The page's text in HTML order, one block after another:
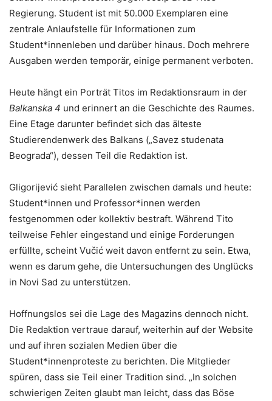
Regierung. Student ist mit 50.000 Exemplaren eine
zentrale Anlaufstelle für Informationen zum
Student*innenleben und darüber hinaus. Doch mehrere
Ausgaben werden temporär, einige permanent verboten.
Heute hängt ein Porträt Titos im Redaktionsraum in der
Balkanska 4 und erinnert an die Geschichte des Raumes.
Eine Etage darunter befindet sich das älteste
Studierendenwerk des Balkans („Savez studenata
Beograda“), dessen Teil die Redaktion ist.
Gligorijević sieht Parallelen zwischen damals und heute:
Student*innen und Professor*innen werden
festgenommen oder kollektiv bestraft. Während Tito
teilweise Fehler eingestand und einige Forderungen
erfüllte, scheint Vučić weit davon entfernt zu sein. Etwa,
wenn es darum gehe, die Untersuchungen des Unglücks
in Novi Sad zu unterstützen.
Hoffnungslos sei die Lage des Magazins dennoch nicht.
Die Redaktion vertraue darauf, weiterhin auf der Website
und auf ihren sozialen Medien über die
Student*innenproteste zu berichten. Die Mitglieder
spüren, dass sie Teil einer Tradition sind. „In solchen
schwierigen Zeiten glaubt man leicht, dass das Böse